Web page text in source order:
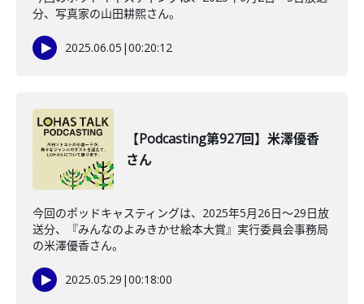
分、写真家の山田耕熙さん。
2025.06.05 |00:20:12
【Podcasting第927回】米澤優香
さん
今回のポッドキャスティングは、2025年5月26日〜29日放
送分、『みんなのよみきかせ絵本大賞』実行委員会事務局
の米澤優香さん。
2025.05.29 |00:18:00